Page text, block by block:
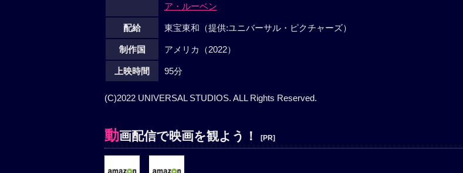
ア・ルーベン
配給 東宝東和（提供:ユニバーサル・ピクチャーズ）
制作国 アメリカ（2022）
上映時間 95分
(C)2022 UNIVERSAL STUDIOS. ALL Rights Reserved.
動画配信で映画を観よう！ [PR]